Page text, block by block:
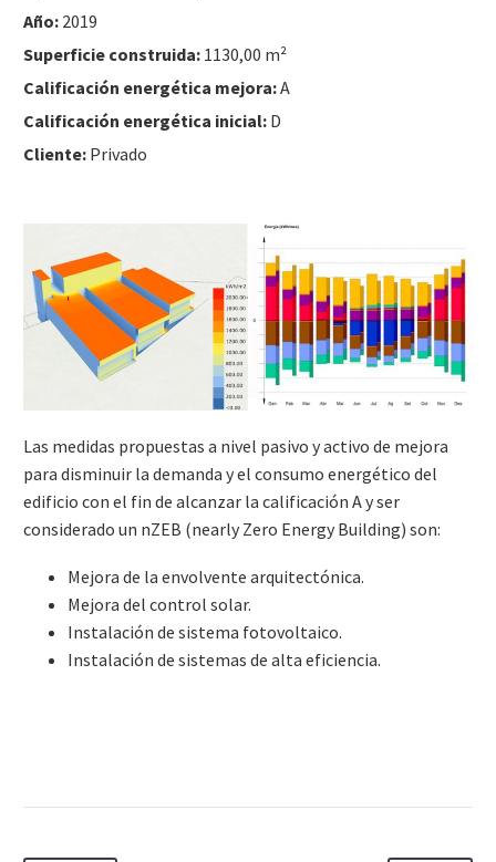
Año: 2019
Superficie construida: 1130,00 m²
Calificación energética mejora:A
Calificación energética inicial: D
Cliente: Privado
Las medidas propuestas a nivel pasivo y activo de mejora
para disminuir la demanda y el consumo energético del
edificio con el fin de alcanzar la calificación A y ser
considerado un nZEB (nearly Zero Energy Building) son:
Mejora de la envolvente arquitectónica.
Mejora del control solar.
Instalación de sistema fotovoltaico.
Instalación de sistemas de alta eficiencia.